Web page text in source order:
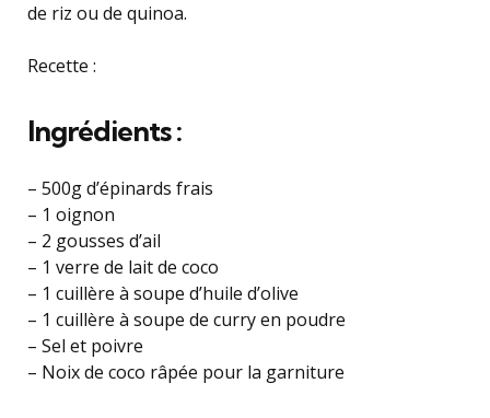
de riz ou de quinoa.
Recette :
Ingrédients :
– 500g d’épinards frais
– 1 oignon
– 2 gousses d’ail
– 1 verre de lait de coco
– 1 cuillère à soupe d’huile d’olive
– 1 cuillère à soupe de curry en poudre
– Sel et poivre
– Noix de coco râpée pour la garniture